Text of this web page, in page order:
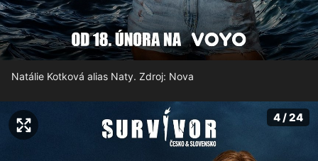
Natálie Kotková alias Naty. Zdroj: Nova
4 / 24